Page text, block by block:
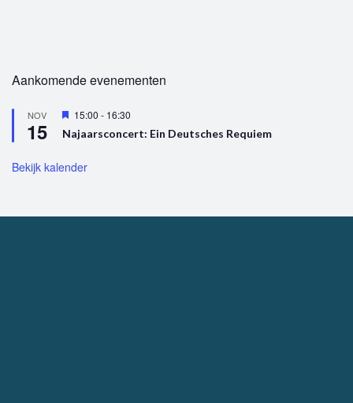
Aankomende evenementen
NOV
15
U
t
e
h
15:00 - 16:30
Najaarsconcert: Ein Deutsches Requiem
Bekijk kalender